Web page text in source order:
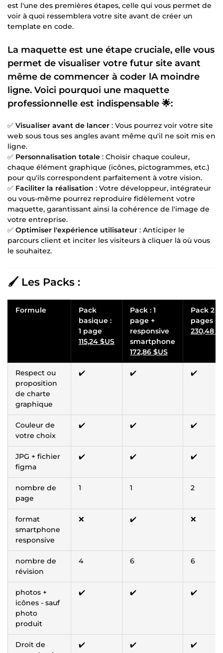
est l'une des premières étapes, celle qui vous permet de
voir à quoi ressemblera votre site avant de créer un
template en code.
La maquette est une étape cruciale, elle vous
permet de visualiser votre futur site avant
même de commencer à coder lA moindre
ligne. Voici pourquoi une maquette
professionnelle est indispensable 🌟:
✅ Visualiser avant de lancer : Vous pourrez voir votre site
web sous tous ses angles avant même qu'il ne soit mis en
ligne.
✅ Personnalisation totale : Choisir chaque couleur,
chaque élément graphique (icônes, pictogrammes, etc.)
pour qu'ils correspondent parfaitement à votre vision.
✅ Faciliter la réalisation : Votre développeur, intégrateur
ou vous-même pourrez reproduire fidèlement votre
maquette, garantissant ainsi la cohérence de l'image de
votre entreprise.
✅ Optimiser l'expérience utilisateur : Anticiper le
parcours client et inciter les visiteurs à cliquer là où vous
le souhaitez.
🖌️ Les Packs :
Formule
Pack
basique :
1 page
115,24 $US
Pack : 1
page +
responsive
smartphone
172,86 $US
Pack 2
pages
230,48
Respect ou
proposition
de charte
graphique
✔️ ✔️ ✔️
Couleur de
votre choix
✔️ ✔️ ✔️
JPG + fichier
figma
✔️ ✔️ ✔️
nombre de
page
1 1 2
format
smartphone
responsive
❌ ✔️ ❌
nombre de
révision
4 6 6
photos +
icônes - sauf
photo
produit
✔️ ✔️ ✔️
Droit de
✔️ ✔️ ✔️